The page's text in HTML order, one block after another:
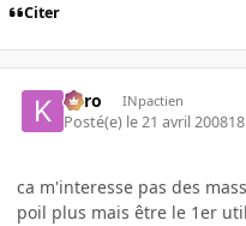
Citer
kyro INpactien
Posté(e) le 21 avril 2008
ca m'interesse pas des
poil plus mais être le 1er